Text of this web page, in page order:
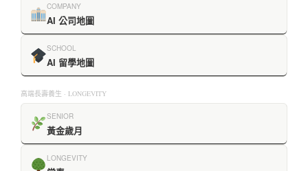
COMPANY
AI 公司地圖
SCHOOL
AI 留學地圖
高端長壽養生 · LONGEVITY
SENIOR
黃金歲月
LONGEVITY